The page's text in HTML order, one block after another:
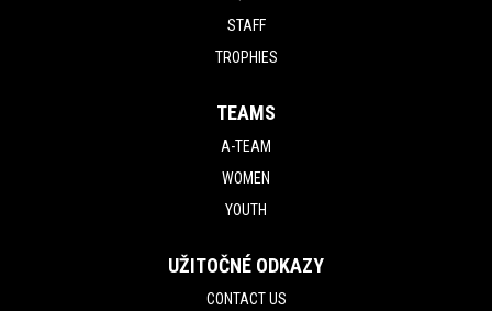
STAFF
TROPHIES
TEAMS
A-TEAM
WOMEN
YOUTH
UŽITOČNÉ ODKAZY
CONTACT US